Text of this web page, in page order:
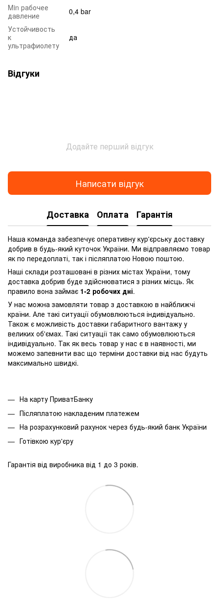
Min рабочее
давление
0,4 bar
Устойчивость
к
ультрафиолету
да
Відгуки
Додайте перший відгук
Написати відгук
Доставка Оплата Гарантія
Наша команда забезпечує оперативну кур'єрську доставку
добрив в будь-який куточок України. Ми відправляємо товар
як по передоплаті, так і післяплатою Новою поштою.
Наші склади розташовані в різних містах України, тому
доставка добрив буде здійснюватися з різних місць. Як
правило вона займає 1-2 робочих дні.
У нас можна замовляти товар з доставкою в найближчі
країни. Але такі ситуації обумовлюються індивідуально.
Також є можливість доставки габаритного вантажу у
великих об'ємах. Такі ситуації так само обумовлюються
індивідуально. Так як весь товар у нас є в наявності, ми
можемо запевнити вас що терміни доставки від нас будуть
максимально швидкі.
На карту ПриватБанку
Післяплатою накладеним платежем
На розрахунковий рахунок через будь-який банк України
Готівкою кур'єру
Гарантія від виробника від 1 до 3 років.